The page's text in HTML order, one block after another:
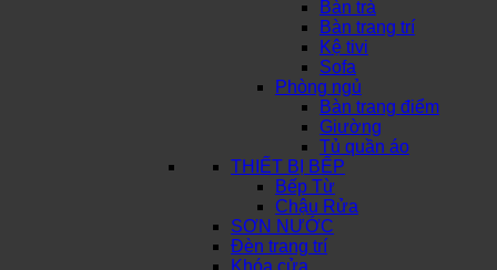
Bàn trà
Bàn trang trí
Kệ tivi
Sofa
Phòng ngủ
Bàn trang điểm
Giường
Tủ quần áo
THIẾT BỊ BẾP
Bếp Từ
Chậu Rửa
SƠN NƯỚC
Đèn trang trí